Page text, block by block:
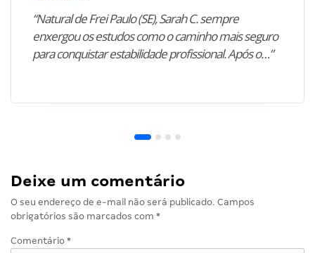
“Natural de Frei Paulo (SE), Sarah C. sempre
enxergou os estudos como o caminho mais seguro
para conquistar estabilidade profissional. Após o…”
Deixe um comentário
O seu endereço de e-mail não será publicado. Campos
obrigatórios são marcados com *
Comentário *